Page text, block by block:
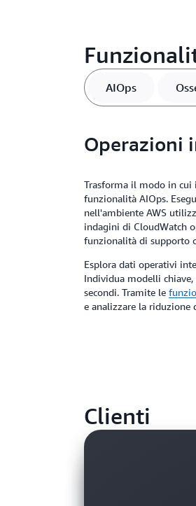
AIOps
Operazioni
Trasforma il modo in
funzionalità AIOps.
nell'ambiente AWS
indagini di CloudWatch
funzionalità di supporto
Esplora dati operativi
Individua modelli
secondi. Tramite le
e analizzare la riduzione
Clienti